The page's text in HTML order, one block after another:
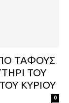
ΤΑΦΟΥΣ
ΤΟΥ
ΚΥΡΙΟΥ
0